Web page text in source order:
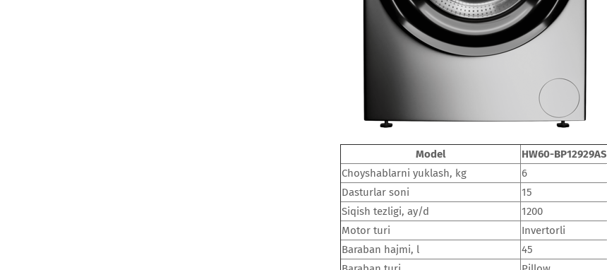
Model
HW60-BP12929AS
Choyshablarni yuklash, kg
6
Dasturlar soni
15
Siqish tezligi, ay/d
1200
Motor turi
Invertorli
Baraban hajmi, l
45